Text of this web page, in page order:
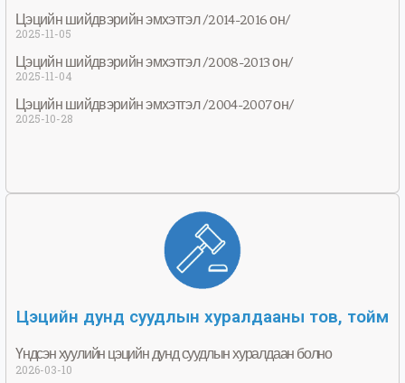
Цэцийн шийдвэрийн эмхэтгэл /2014-2016 он/
2025-11-05
Цэцийн шийдвэрийн эмхэтгэл /2008-2013 он/
2025-11-04
Цэцийн шийдвэрийн эмхэтгэл /2004-2007 он/
2025-10-28
Цэцийн дунд суудлын хуралдааны тов, тойм
Үндсэн хуулийн цэцийн дунд суудлын хуралдаан болно
2026-03-10